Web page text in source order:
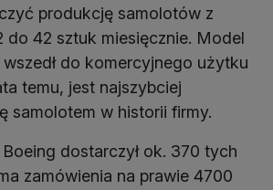
produkcję samolotów z
do 42 sztuk miesięcznie. Model
do komercyjnego użytku
temu, jest najszybciej
samolotem w historii firmy.
dostarczył ok. 370 tych
zamówienia na prawie 4700